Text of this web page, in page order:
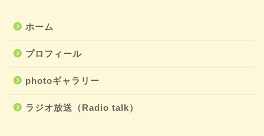
ホーム
プロフィール
photoギャラリー
ラジオ放送（Radio talk）